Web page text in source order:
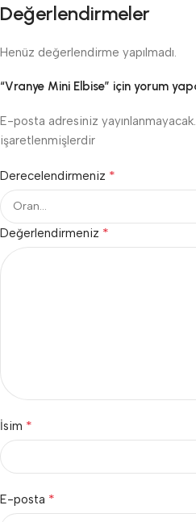
Değerlendirmeler
Henüz değerlendirme yapılmadı.
“Vranye Mini Elbise” için yorum
E-posta adresiniz yayınlanmayacak.
işaretlenmişlerdir
Derecelendirmeniz *
Değerlendirmeniz *
İsim *
E-posta *